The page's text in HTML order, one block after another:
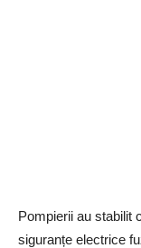
Pompierii au stabilit
siguranțe electrice